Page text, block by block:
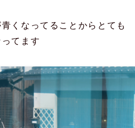
くなってることからとても
てます